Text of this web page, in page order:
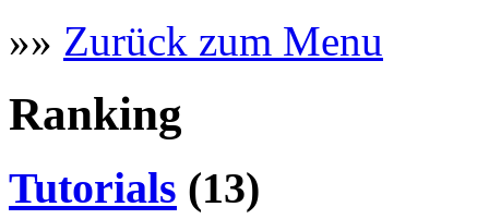
»» Zurück zum Menu
Ranking
Tutorials (13)